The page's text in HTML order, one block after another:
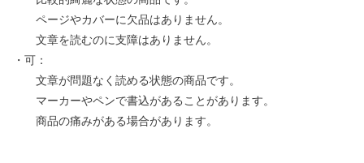
ページやカバーに欠品はありません。
文章を読むのに支障はありません。
・可：
文章が問題なく読める状態の商品です。
マーカーやペンで書込があることがあります。
商品の痛みがある場合があります。